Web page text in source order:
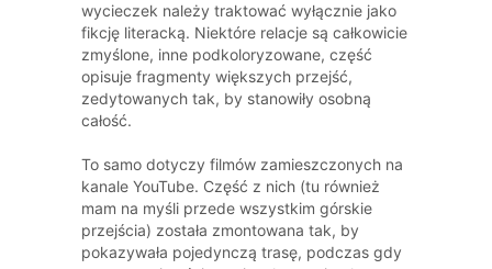
wycieczek należy traktować wyłącznie jako
fikcję literacką. Niektóre relacje są całkowicie
zmyślone, inne podkoloryzowane, część
opisuje fragmenty większych przejść,
zedytowanych tak, by stanowiły osobną
całość.
To samo dotyczy filmów zamieszczonych na
kanale YouTube. Część z nich (tu również
mam na myśli przede wszystkim górskie
przejścia) została zmontowana tak, by
pokazywała pojedynczą trasę, podczas gdy